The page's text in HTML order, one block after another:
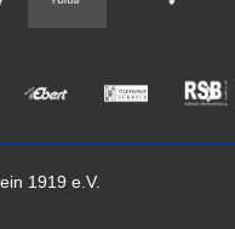
1919 e.V.